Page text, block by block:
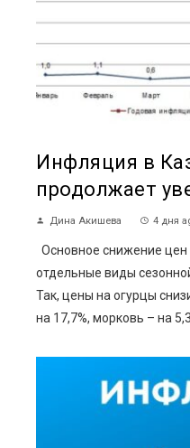
Инфляция в
продолжает
Дина Акишева 4 дня
Основное снижение
отдельные виды
Так, цены на огурцы
на 17,7%, морковь – на